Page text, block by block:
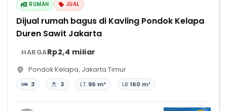
RUMAH JUAL
Dijual rumah bagus di Kavling Pondok Kelapa
Duren Sawit Jakarta
HARGARp2,4 miliar
Pondok Kelapa, Jakarta Timur
3 3 LT: 96 m² LB:160 m²